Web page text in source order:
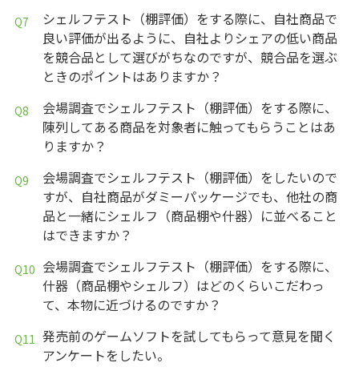
シェルフテスト（棚評価）をする際に、自社商品で
良い評価が出るように、自社よりシェアの低い商品
を競合品として選びがちなのですが、競合品を選ぶ
ときのポイントはありますか？
会場調査でシェルフテスト（棚評価）をする際に、
陳列してある商品を対象者に触ってもらうことはあ
りますか？
会場調査でシェルフテスト（棚評価）をしたいので
すが、自社商品がダミーパッケージでも、他社の商
品と一緒にシェルフ（商品棚や什器）に並べること
はできますか？
会場調査でシェルフテスト（棚評価）をする際に、
什器（商品棚やシェルフ）はどのくらいこだわっ
て、本物に近づけるのですか？
発売前のゲームソフトを試してもらって意見を聞く
アンケートをしたい。